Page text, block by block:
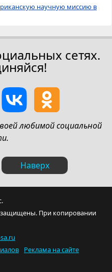
научную миссию в
сетях.
любимой социальной
Наверх
защищены. При копировании
Реклама на сайте